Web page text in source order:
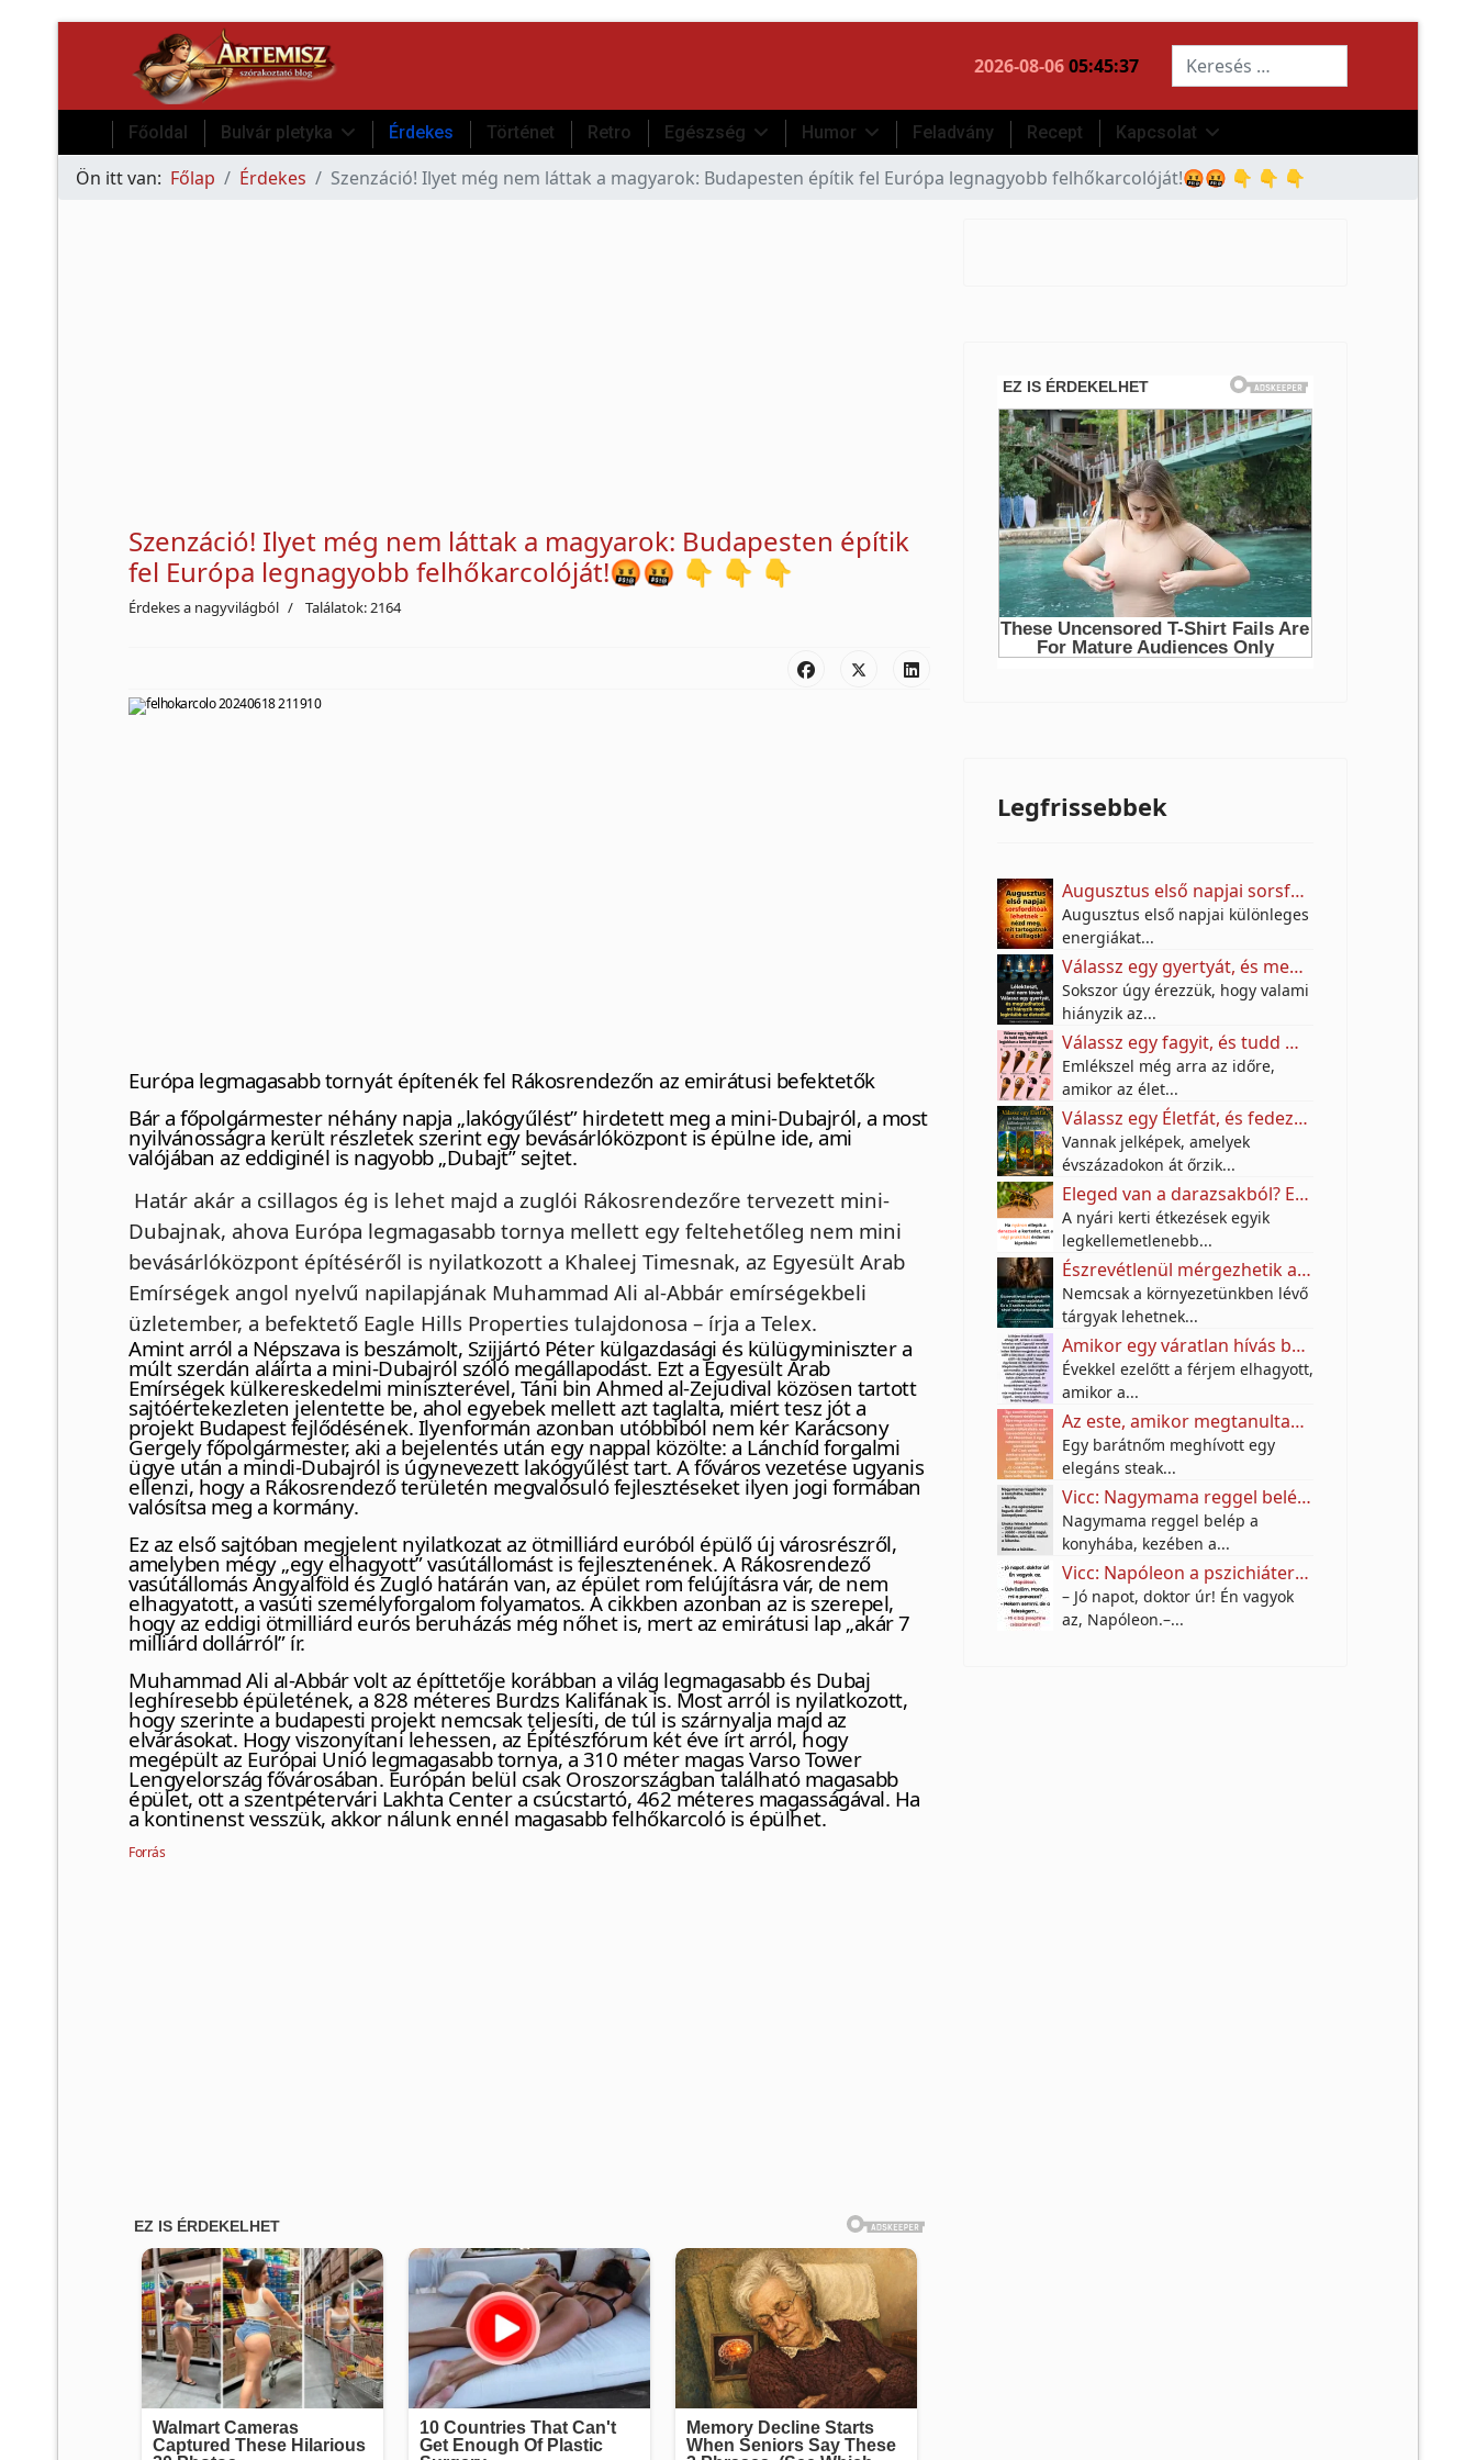
2026-08-0605:45:37 Keresés...
Főoldal Bulvár pletyka Érdekes Történet Retro Egészség Humor Feladvány Recept Kapcsolat
Ön itt van: Főlap Érdekes Szenzáció! Ilyet még nem láttak a magyarok: Budapesten építik fel Európa legnagyobb felhőkarcolóját!🤬🤬 👇 👇 👇
Szenzáció! Ilyet még nem láttak a magyarok: Budapesten építik
fel Európa legnagyobb felhőkarcolóját!🤬🤬 👇 👇 👇
Érdekes a nagyvilágból Találatok: 2164
Európa legmagasabb tornyát építenék fel Rákosrendezőn az emirátusi befektetők
Bár a főpolgármester néhány napja „lakógyűlést” hirdetett meg a mini-Dubajról, a most
nyilvánosságra került részletek szerint egy bevásárlóközpont is épülne ide, ami
valójában az eddiginél is nagyobb „Dubajt” sejtet.
Határ akár a csillagos ég is lehet majd a zuglói Rákosrendezőre tervezett mini-
Dubajnak, ahova Európa legmagasabb tornya mellett egy feltehetőleg nem mini
bevásárlóközpont építéséről is nyilatkozott a Khaleej Timesnak, az Egyesült Arab
Emírségek angol nyelvű napilapjának Muhammad Ali al-Abbár emírségekbeli
üzletember, a befektető Eagle Hills Properties tulajdonosa – írja a Telex.
Amint arról a Népszava is beszámolt, Szijjártó Péter külgazdasági és külügyminiszter a
múlt szerdán aláírta a mini-Dubajról szóló megállapodást. Ezt a Egyesült Arab
Emírségek külkereskedelmi miniszterével, Táni bin Ahmed al-Zejudival közösen tartott
sajtóértekezleten jelentette be, ahol egyebek mellett azt taglalta, miért tesz jót a
projekt Budapest fejlődésének. Ilyenformán azonban utóbbiból nem kér Karácsony
Gergely főpolgármester, aki a bejelentés után egy nappal közölte: a Lánchíd forgalmi
ügye után a mindi-Dubajról is úgynevezett lakógyűlést tart. A főváros vezetése ugyanis
ellenzi, hogy a Rákosrendező területén megvalósuló fejlesztéseket ilyen jogi formában
valósítsa meg a kormány.
Ez az első sajtóban megjelent nyilatkozat az ötmilliárd euróból épülő új városrészről,
amelyben mégy „egy elhagyott” vasútállomást is fejlesztenének. A Rákosrendező
vasútállomás Angyalföld és Zugló határán van, az épület rom felújításra vár, de nem
elhagyatott, a vasúti személyforgalom folyamatos. A cikkben azonban az is szerepel,
hogy az eddigi ötmilliárd eurós beruházás még nőhet is, mert az emirátusi lap „akár 7
milliárd dollárról” ír.
Muhammad Ali al-Abbár volt az építtetője korábban a világ legmagasabb és Dubaj
leghíresebb épületének, a 828 méteres Burdzs Kalifának is. Most arról is nyilatkozott,
hogy szerinte a budapesti projekt nemcsak teljesíti, de túl is szárnyalja majd az
elvárásokat. Hogy viszonyítani lehessen, az Építészfórum két éve írt arról, hogy
megépült az Európai Unió legmagasabb tornya, a 310 méter magas Varso Tower
Lengyelország fővárosában. Európán belül csak Oroszországban található magasabb
épület, ott a szentpétervári Lakhta Center a csúcstartó, 462 méteres magasságával. Ha
a kontinenst vesszük, akkor nálunk ennél magasabb felhőkarcoló is épülhet.
Forrás
Legfrissebbek
Augusztus első napjai sorsfordítóak lehetnek – nézd meg, mit tartogatnak a csillagok!
Augusztus első napjai különleges
energiákat...
Válassz egy gyertyát, és megtudhatod: mi hiányzik most leginkább az életedből
Sokszor úgy érezzük, hogy valami
hiányzik az...
Válassz egy fagyit, és tudd meg, mire vágyik valójában a benned élő gyermek!
Emlékszel még arra az időre,
amikor az élet...
Válassz egy Életfát, és fedezd fel, milyen különleges örökséget hagytak rád az őseid
Vannak jelképek, amelyek
évszázadokon át őrzik...
Eleged van a darazsakból? Ezt az egyszerű konyhai trükköt sokan használják a teraszon – vegyszerek nélkül
A nyári kerti étkezések egyik
legkellemetlenebb...
Észrevétlenül mérgezhetik a mindennapjaidat: Ez a 3 szokás sokak szerint távol tartja a boldogságot
Nemcsak a környezetünkben lévő
tárgyak lehetnek...
Amikor egy váratlan hívás békét hozott
Évekkel ezelőtt a férjem elhagyott,
amikor a...
Az este, amikor megtanultam a határok és a barátság értékét
Egy barátnőm meghívott egy
elegáns steak...
Vicc: Nagymama reggel belép a konyhába, kezében a sodrófa.
Nagymama reggel belép a
konyhába, kezében a...
Vicc: Napóleon a pszichiáternél
– Jó napot, doktor úr! Én vagyok
az, Napóleon.–...